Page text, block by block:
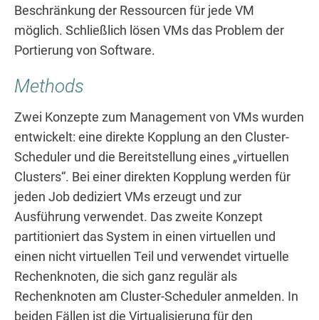
Beschränkung der Ressourcen für jede VM
möglich. Schließlich lösen VMs das Problem der
Portierung von Software.
Methods
Zwei Konzepte zum Management von VMs wurden
entwickelt: eine direkte Kopplung an den Cluster-
Scheduler und die Bereitstellung eines „virtuellen
Clusters“. Bei einer direkten Kopplung werden für
jeden Job dediziert VMs erzeugt und zur
Ausführung verwendet. Das zweite Konzept
partitioniert das System in einen virtuellen und
einen nicht virtuellen Teil und verwendet virtuelle
Rechenknoten, die sich ganz regulär als
Rechenknoten am Cluster-Scheduler anmelden. In
beiden Fällen ist die Virtualisierung für den